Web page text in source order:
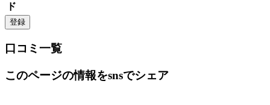
ド
口コミ一覧
このページの情報をsnsでシェア